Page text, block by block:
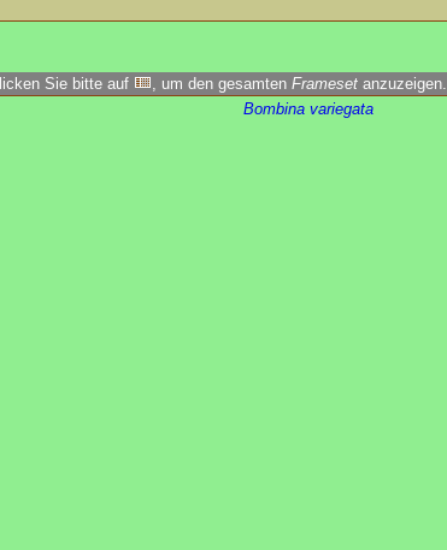
Sie bitte auf , um den gesamten Frameset anzuzeigen.
Bombina variegata